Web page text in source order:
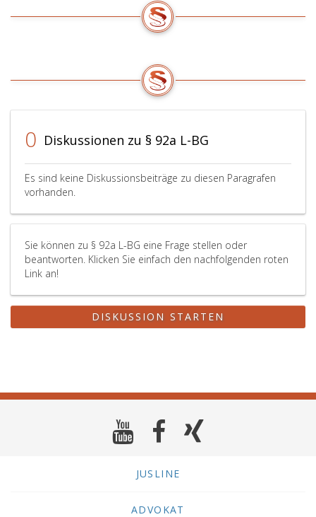
0 Diskussionen zu § 92a L-BG
Es sind keine Diskussionsbeiträge zu diesen Paragrafen
vorhanden.
Sie können zu § 92a L-BG eine Frage stellen oder
beantworten. Klicken Sie einfach den nachfolgenden roten
Link an!
DISKUSSION STARTEN
JUSLINE
ADVOKAT